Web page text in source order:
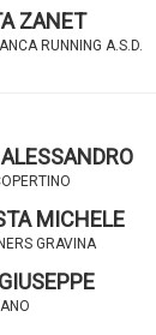
ZANET
RUNNING A.S.D.
MICHELE
GRAVINA